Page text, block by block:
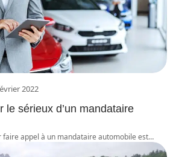
2022
le sérieux d’un mandataire
faire appel à un mandataire automobile est…